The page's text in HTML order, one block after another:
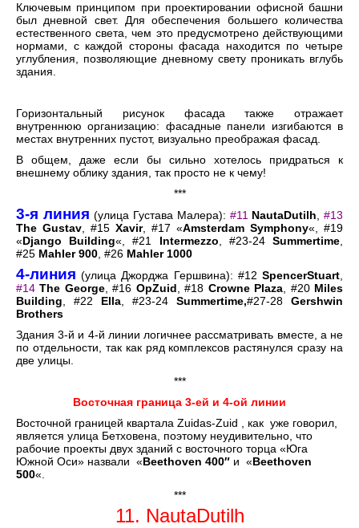
Ключевым принципом при проектировании офисной башни
был дневной свет. Для обеспечения большего количества
естественного света, чем это предусмотрено действующими
нормами, с каждой стороны фасада находится по четыре
углубления, позволяющие дневному свету проникать вглубь
здания.
Горизонтальный рисунок фасада также отражает
внутреннюю организацию: фасадные панели изгибаются в
местах внутренних пустот, визуально преображая фасад.
В общем, даже если бы сильно хотелось придраться к
внешнему облику здания, так просто не к чему!
***
3-я линия (улица Густава Малера): #11 NautaDutilh, #13
The Gustav, #15 Xavir, #17 «Amsterdam Symphony«, #19
«Django Building«, #21 Intermezzo, #23-24Summertime,
#25 Mahler 900, #26 Mahler 1000
4-линия (улица Джорджа Гершвина): #12 SpencerStuart,
#14 The George, #16 OpZuid, #18 Crowne Plaza, #20 Miles
Building, #22 Ella, #23-24 Summertime,#27-28 Gershwin
Brothers
Здания 3-й и 4-й линии логичнее рассматривать вместе, а не
по отдельности, так как ряд комплексов растянулся сразу на
две улицы.
***
Восточная граница 3-ей и 4-ой линии
Восточной границей квартала Zuidas-Zuid , как уже говорил,
является улица Бетховена, поэтому неудивительно, что
рабочие проекты двух зданий с восточного торца «Юга
Южной Оси» назвали «Beethoven 400″ и «Beethoven
500«.
***
11. NautaDutilh